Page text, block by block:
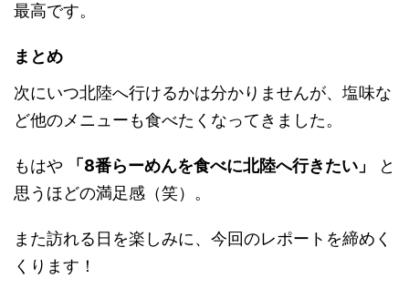
最高です。
まとめ
次にいつ北陸へ行けるかは分かりませんが、塩味な
ど他のメニューも食べたくなってきました。
もはや 「8番らーめんを食べに北陸へ行きたい」
と
思うほどの満足感（笑）。
また訪れる日を楽しみに、今回のレポートを締めく
くります！